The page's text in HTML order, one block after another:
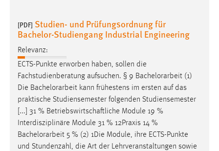
[PDF] Studien- und Prüfungsordnung für
Bachelor-Studiengang Industrial Engineering
Relevanz:
ECTS-Punkte erworben haben, sollen die
Fachstudienberatung aufsuchen. § 9 Bachelorarbeit (1)
Die Bachelorarbeit kann frühestens im ersten auf das
praktische Studiensemester folgenden Studiensemester
[...] 31 % Betriebswirtschaftliche Module 19 %
Interdisziplinäre Module 31 % 12Praxis 14 %
Bachelorarbeit 5 % (2) 1Die Module, ihre ECTS-Punkte
und Stundenzahl, die Art der Lehrveranstaltungen sowie